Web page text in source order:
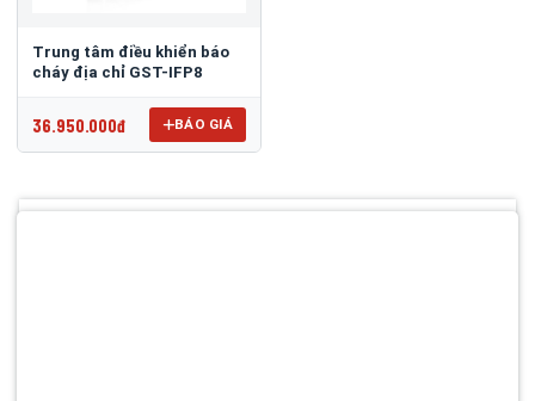
Trung tâm điều khiển báo
cháy địa chỉ GST-IFP8
36.950.000đ BÁO GIÁ